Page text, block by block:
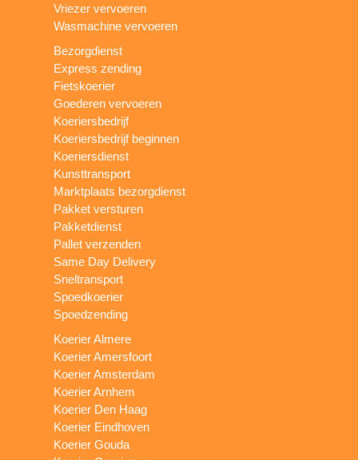
Vriezer vervoeren
Wasmachine vervoeren
Bezorgdienst
Express zending
Fietskoerier
Goederen vervoeren
Koeriersbedrijf
Koeriersbedrijf beginnen
Koeriersdienst
Kunsttransport
Marktplaats bezorgdienst
Pakket versturen
Pakketdienst
Pallet verzenden
Same Day Delivery
Sneltransport
Spoedkoerier
Spoedzending
Koerier Almere
Koerier Amersfoort
Koerier Amsterdam
Koerier Arnhem
Koerier Den Haag
Koerier Eindhoven
Koerier Gouda